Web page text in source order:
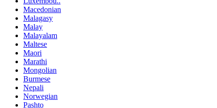
Macedonian
Malagasy
Malay
Malayalam
Maltese
Maori
Marathi
Mongolian
Burmese
Nepali
Norwegian
Pashto